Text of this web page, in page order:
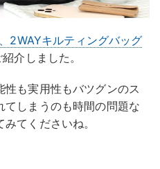
2WAYキルティングバッグ
介しました。
も実用性もバツグンのス
しまうのも時間の問題な
てくださいね。